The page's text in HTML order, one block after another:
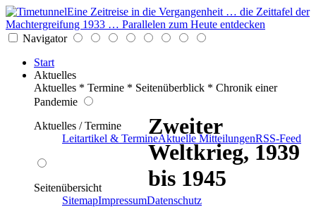
Eine Zeitreise in die Vergangenheit … die Zeittafel der
Machtergreifung 1933 … Parallelen zum Heute entdecken
Navigator
Start
Aktuelles
Aktuelles * Termine * Seitenüberblick * Chronik einer
Pandemie
Aktuelles / Termine
Leitartikel & TermineAktuelle MitteilungenRSS-Feed
Seitenübersicht
SitemapImpressumDatenschutz
Zweiter
Weltkrieg, 1939
bis 1945